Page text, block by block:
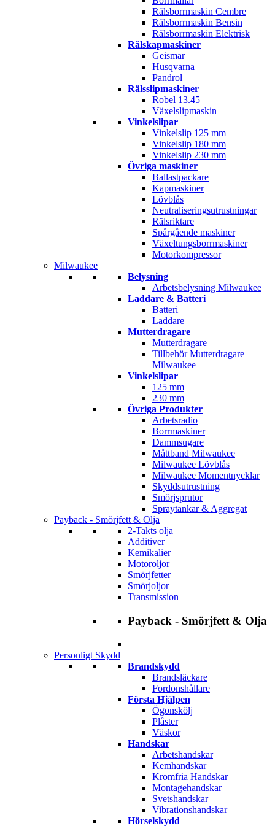
Rälsborrmaskin Cembre
Rälsborrmaskin Bensin
Rälsborrmaskin Elektrisk
Rälskapmaskiner
Geismar
Husqvarna
Pandrol
Rälsslipmaskiner
Robel 13.45
Växelslipmaskin
Vinkelslipar
Vinkelslip 125 mm
Vinkelslip 180 mm
Vinkelslip 230 mm
Övriga maskiner
Ballastpackare
Kapmaskiner
Lövblås
Neutraliseringsutrustningar
Rälsriktare
Spårgående maskiner
Växeltungsborrmaskiner
Motorkompressor
Milwaukee
Belysning
Arbetsbelysning Milwaukee
Laddare & Batteri
Batteri
Laddare
Mutterdragare
Mutterdragare
Tillbehör Mutterdragare
Milwaukee
Vinkelslipar
125 mm
230 mm
Övriga Produkter
Arbetsradio
Borrmaskiner
Dammsugare
Måttband Milwaukee
Milwaukee Lövblås
Milwaukee Momentnycklar
Skyddsutrustning
Smörjsprutor
Spraytankar & Aggregat
Payback - Smörjfett & Olja
2-Takts olja
Additiver
Kemikalier
Motoroljor
Smörjfetter
Smörjoljor
Transmission
Payback - Smörjfett & Olja
Personligt Skydd
Brandskydd
Brandsläckare
Fordonshållare
Första Hjälpen
Ögonskölj
Plåster
Väskor
Handskar
Arbetshandskar
Kemhandskar
Kromfria Handskar
Montagehandskar
Svetshandskar
Vibrationshandskar
Hörselskydd